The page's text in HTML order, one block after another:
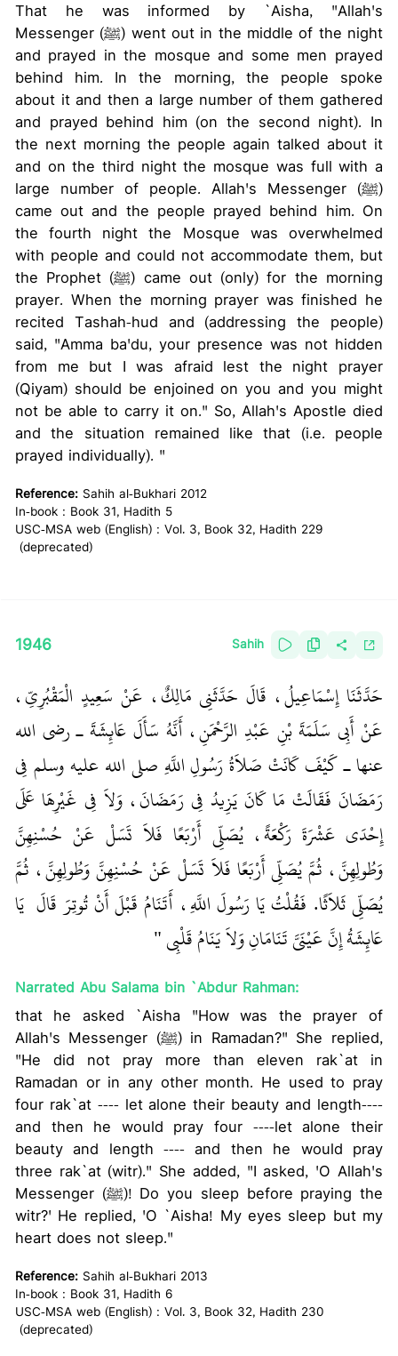
That he was informed by `Aisha, "Allah's
Messenger (ﷺ) went out in the middle of the night
and prayed in the mosque and some men prayed
behind him. In the morning, the people spoke
about it and then a large number of them gathered
and prayed behind him (on the second night). In
the next morning the people again talked about it
and on the third night the mosque was full with a
large number of people. Allah's Messenger (ﷺ)
came out and the people prayed behind him. On
the fourth night the Mosque was overwhelmed
with people and could not accommodate them, but
the Prophet (ﷺ) came out (only) for the morning
prayer. When the morning prayer was finished he
recited Tashah-hud and (addressing the people)
said, "Amma ba'du, your presence was not hidden
from me but I was afraid lest the night prayer
(Qiyam) should be enjoined on you and you might
not be able to carry it on." So, Allah's Apostle died
and the situation remained like that (i.e. people
prayed individually). "
Reference: Sahih al-Bukhari 2012
In-book : Book 31, Hadith 5
USC-MSA web (English) : Vol. 3, Book 32, Hadith 229
(deprecated)
1946 Sahih
حَدَّثَنَا إِسْمَاعِيلُ، قَالَ حَدَّثَنِي مَالِكٌ، عَنْ سَعِيدٍ الْمَقْبُرِيِّ،
عَنْ أَبِي سَلَمَةَ بْنِ عَبْدِ الرَّحْمَنِ، أَنَّهُ سَأَلَ عَائِشَةَ ـ رضى الله
عنها ـ كَيْفَ كَانَتْ صَلاَةُ رَسُولِ اللَّهِ صلى الله عليه وسلم فِي
رَمَضَانَ فَقَالَتْ مَا كَانَ يَزِيدُ فِي رَمَضَانَ، وَلاَ فِي غَيْرِهَا عَلَى
إِحْدَى عَشْرَةَ رَكْعَةً، يُصَلِّي أَرْبَعًا فَلاَ تَسَلْ عَنْ حُسْنِهِنَّ
وَطُولِهِنَّ، ثُمَّ يُصَلِّي أَرْبَعًا فَلاَ تَسَلْ عَنْ حُسْنِهِنَّ وَطُولِهِنَّ، ثُمَّ
يُصَلِّي ثَلاَثًا‏.‏ فَقُلْتُ يَا رَسُولَ اللَّهِ، أَتَنَامُ قَبْلَ أَنْ تُوتِرَ قَالَ ‏ ‏ يَا
عَائِشَةُ إِنَّ عَيْنَىَّ تَنَامَانِ وَلاَ يَنَامُ قَلْبِي ‏"
Narrated Abu Salama bin `Abdur Rahman:
that he asked `Aisha "How was the prayer of
Allah's Messenger (ﷺ) in Ramadan?" She replied,
"He did not pray more than eleven rak`at in
Ramadan or in any other month. He used to pray
four rak`at ---- let alone their beauty and length----
and then he would pray four ----let alone their
beauty and length ---- and then he would pray
three rak`at (witr)." She added, "I asked, 'O Allah's
Messenger (ﷺ)! Do you sleep before praying the
witr?' He replied, 'O `Aisha! My eyes sleep but my
heart does not sleep."
Reference: Sahih al-Bukhari 2013
In-book : Book 31, Hadith 6
USC-MSA web (English) : Vol. 3, Book 32, Hadith 230
(deprecated)